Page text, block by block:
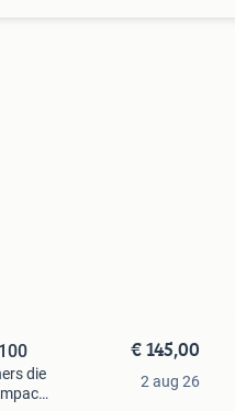
die
€ 145,00
2 aug 26